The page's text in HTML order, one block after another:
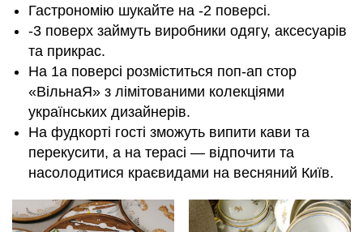
Гастрономію шукайте на -2 поверсі.
-3 поверх займуть виробники одягу, аксесуарів
та прикрас.
На 1а поверсі розміститься поп-ап стор
«ВільнаЯ» з лімітованими колекціями
українських дизайнерів.
На фудкорті гості зможуть випити кави та
перекусити, а на терасі — відпочити та
насолодитися краєвидами на весняний Київ.